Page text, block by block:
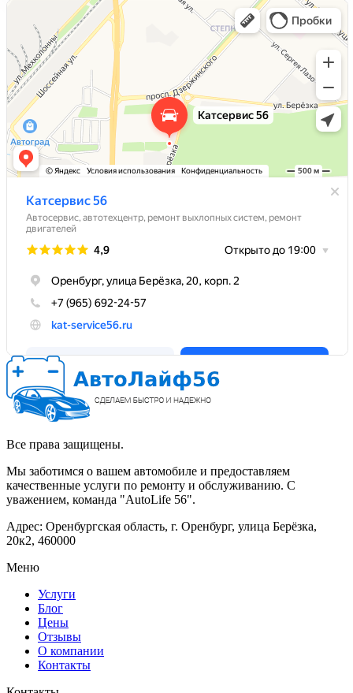
Все права защищены.
Мы заботимся о вашем автомобиле и предоставляем
качественные услуги по ремонту и обслуживанию. С
уважением, команда "AutoLife 56".
Адрес: Оренбургская область, г. Оренбург, улица Берёзка,
20к2, 460000
Меню
Услуги
Блог
Цены
Отзывы
О компании
Контакты